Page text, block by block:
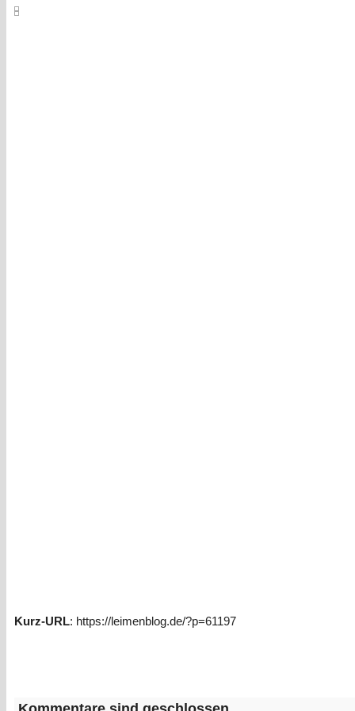
Kurz-URL: https://leimenblog.de/?p=61197